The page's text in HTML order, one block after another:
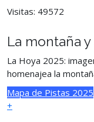
Visitas: 49572
La montaña
La Hoya 2025:
homenajea la
Mapa de Pistas 2025
+